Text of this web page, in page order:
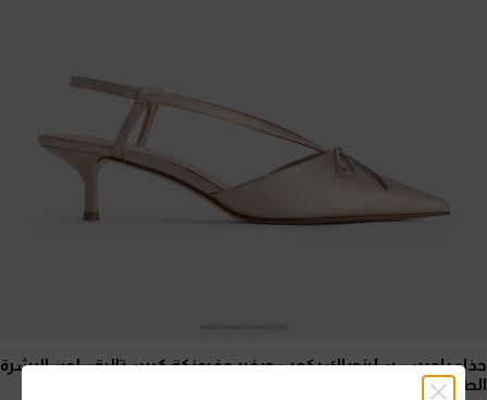
حذاء بامبس سلينجباك بكعب صغير وفيونكة كريستالية- لون البشرة
الطبيعي